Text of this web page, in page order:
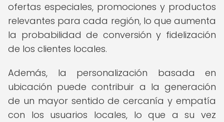
ofertas especiales, promociones y productos
relevantes para cada región, lo que aumenta
la probabilidad de conversión y fidelización
de los clientes locales.
Además, la personalización basada en
ubicación puede contribuir a la generación
de un mayor sentido de cercanía y empatía
con los usuarios locales, lo que a su vez